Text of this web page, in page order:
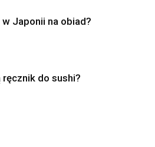
w Japonii na obiad?
ręcznik do sushi?